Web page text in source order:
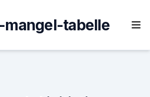
mangel-tabelle